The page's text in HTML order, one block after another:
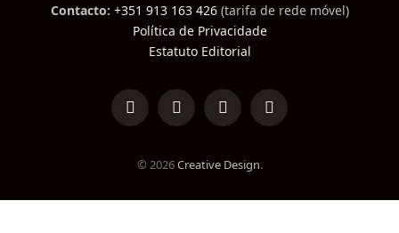
Contacto: +351 913 163 426(tarifa de rede móvel)
Política de Privacidade
Estatuto Editorial
LinkedInFacebookInstagramTikTok
© 2026Creative Design.